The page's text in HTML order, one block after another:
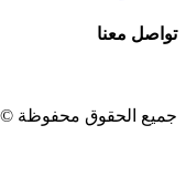
تواصل معنا
جميع الحقوق محفوظة ©